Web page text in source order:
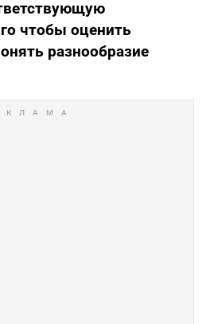
чтобы оценить
разнообразие